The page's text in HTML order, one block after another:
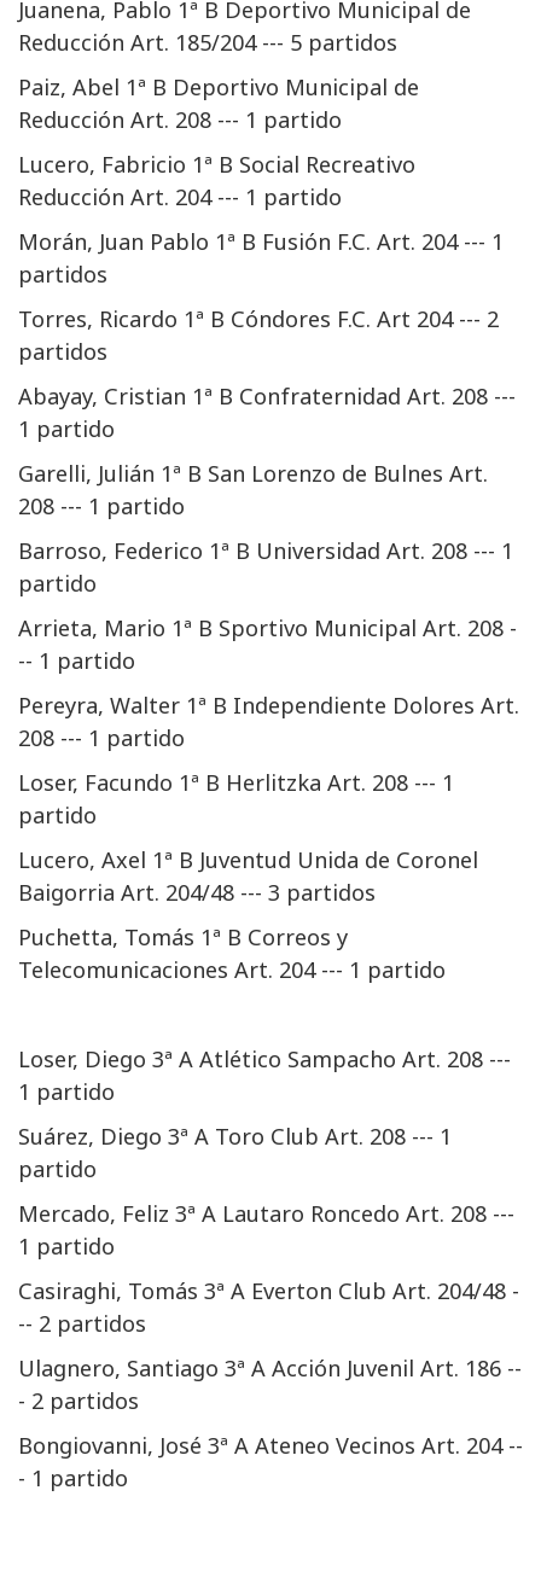
Juanena, Pablo 1ª B Deportivo Municipal de
Reducción Art. 185/204 --- 5 partidos
Paiz, Abel 1ª B Deportivo Municipal de
Reducción Art. 208 --- 1 partido
Lucero, Fabricio 1ª B Social Recreativo
Reducción Art. 204 --- 1 partido
Morán, Juan Pablo 1ª B Fusión F.C. Art. 204 --- 1
partidos
Torres, Ricardo 1ª B Cóndores F.C. Art 204 --- 2
partidos
Abayay, Cristian 1ª B Confraternidad Art. 208 ---
1 partido
Garelli, Julián 1ª B San Lorenzo de Bulnes Art.
208 --- 1 partido
Barroso, Federico 1ª B Universidad Art. 208 --- 1
partido
Arrieta, Mario 1ª B Sportivo Municipal Art. 208 -
-- 1 partido
Pereyra, Walter 1ª B Independiente Dolores Art.
208 --- 1 partido
Loser, Facundo 1ª B Herlitzka Art. 208 --- 1
partido
Lucero, Axel 1ª B Juventud Unida de Coronel
Baigorria Art. 204/48 --- 3 partidos
Puchetta, Tomás 1ª B Correos y
Telecomunicaciones Art. 204 --- 1 partido
Loser, Diego 3ª A Atlético Sampacho Art. 208 ---
1 partido
Suárez, Diego 3ª A Toro Club Art. 208 --- 1
partido
Mercado, Feliz 3ª A Lautaro Roncedo Art. 208 ---
1 partido
Casiraghi, Tomás 3ª A Everton Club Art. 204/48 -
-- 2 partidos
Ulagnero, Santiago 3ª A Acción Juvenil Art. 186 --
- 2 partidos
Bongiovanni, José 3ª A Ateneo Vecinos Art. 204 --
- 1 partido